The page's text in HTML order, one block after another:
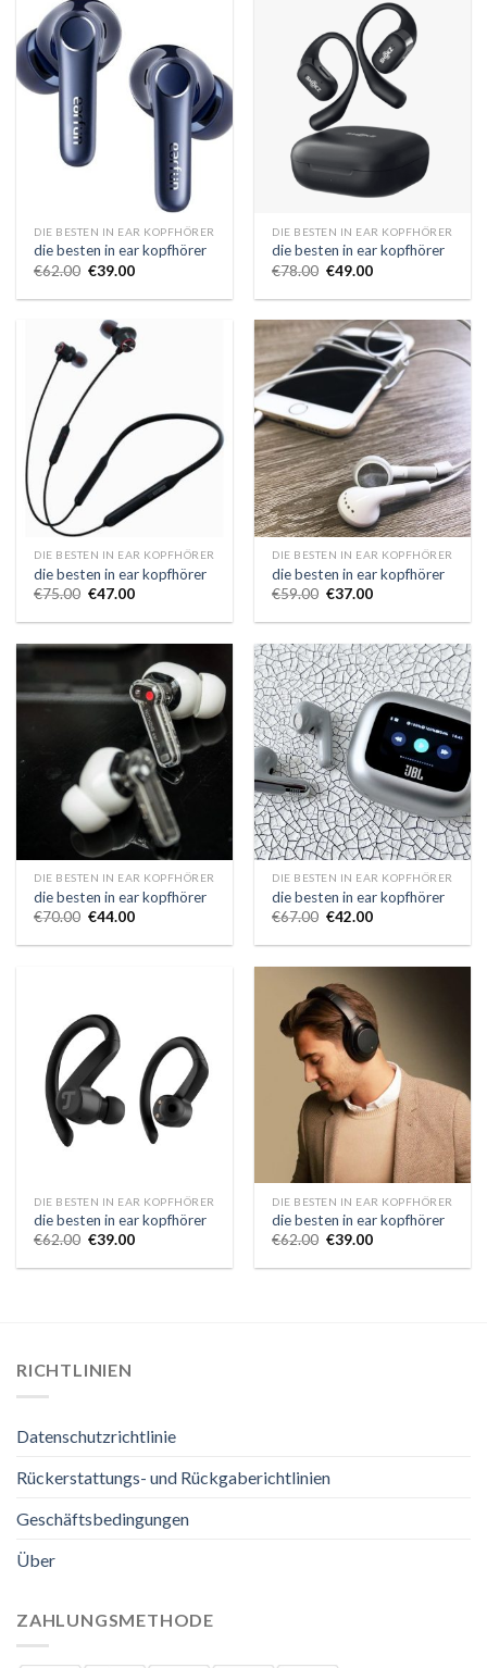
DIE BESTEN IN EAR KOPFHÖRER
die besten in ear kopfhörer
€62.00 €39.00
DIE BESTEN IN EAR KOPFHÖRER
die besten in ear kopfhörer
€78.00 €49.00
DIE BESTEN IN EAR KOPFHÖRER
die besten in ear kopfhörer
€75.00 €47.00
DIE BESTEN IN EAR KOPFHÖRER
die besten in ear kopfhörer
€59.00 €37.00
DIE BESTEN IN EAR KOPFHÖRER
die besten in ear kopfhörer
€70.00 €44.00
DIE BESTEN IN EAR KOPFHÖRER
die besten in ear kopfhörer
€67.00 €42.00
DIE BESTEN IN EAR KOPFHÖRER
die besten in ear kopfhörer
€62.00 €39.00
DIE BESTEN IN EAR KOPFHÖRER
die besten in ear kopfhörer
€62.00 €39.00
RICHTLINIEN
Datenschutzrichtlinie
Rückerstattungs- und Rückgaberichtlinien
Geschäftsbedingungen
Über
ZAHLUNGSMETHODE